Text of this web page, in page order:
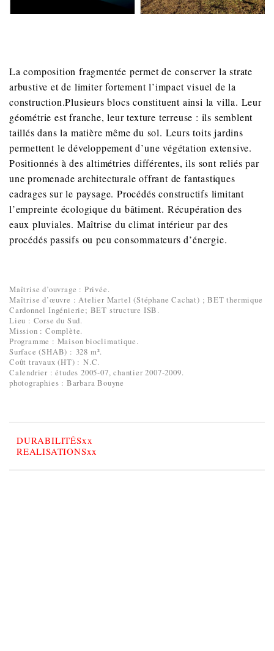
La composition fragmentée permet de conserver la strate
arbustive et de limiter fortement l’impact visuel de la
construction.Plusieurs blocs constituent ainsi la villa. Leur
géométrie est franche, leur texture terreuse : ils semblent
taillés dans la matière même du sol. Leurs toits jardins
permettent le développement d’une végétation extensive.
Positionnés à des altimétries différentes, ils sont reliés par
une promenade architecturale offrant de fantastiques
cadrages sur le paysage. Procédés constructifs limitant
l’empreinte écologique du bâtiment. Récupération des
eaux pluviales. Maîtrise du climat intérieur par des
procédés passifs ou peu consommateurs d’énergie.
Maîtrise d’ouvrage : Privée.
Maîtrise d’œuvre : Atelier Martel (Stéphane Cachat) ; BET thermique
Cardonnel Ingénierie; BET structure ISB.
Lieu : Corse du Sud.
Mission : Complète.
Programme : Maison bioclimatique.
Surface (SHAB) : 328 m².
Coût travaux (HT) : N.C.
Calendrier : études 2005-07, chantier 2007-2009.
photographies : Barbara Bouyne
DURABILITÉSxx
REALISATIONSxx